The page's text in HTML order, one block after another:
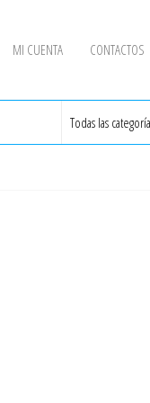
MI CUENTA CONTACTOS